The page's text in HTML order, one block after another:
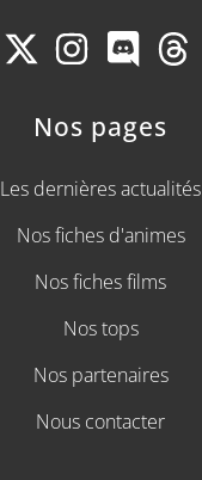
Nos pages
Les dernières actualités
Nos fiches d'animes
Nos fiches films
Nos tops
Nos partenaires
Nous contacter